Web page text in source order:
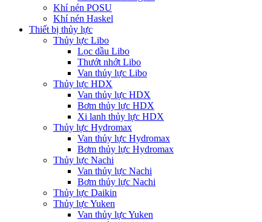
Khí nén POSU
Khí nén Haskel
Thiết bị thủy lực
Thủy lực Libo
Lọc dầu Libo
Thướt nhớt Libo
Van thủy lực Libo
Thủy lực HDX
Van thủy lực HDX
Bơm thủy lực HDX
Xi lanh thủy lực HDX
Thủy lực Hydromax
Van thủy lực Hydromax
Bơm thủy lực Hydromax
Thủy lực Nachi
Van thủy lực Nachi
Bơm thủy lực Nachi
Thủy lực Daikin
Thủy lực Yuken
Van thủy lực Yuken